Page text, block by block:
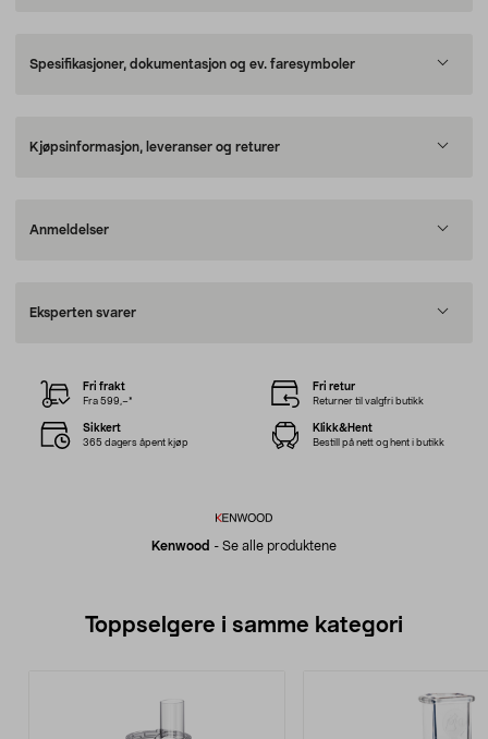
Spesifikasjoner, dokumentasjon og ev. faresymboler
Kjøpsinformasjon, leveranser og returer
Anmeldelser
Eksperten svarer
Kenwood - Se alle produktene
Fri frakt
Fra 599,–*
Fri retur
Returner til valgfri butikk
Sikkert
365 dagers åpent kjøp
Klikk&Hent
Bestill på nett og hent i butikk
Toppselgere i samme kategori